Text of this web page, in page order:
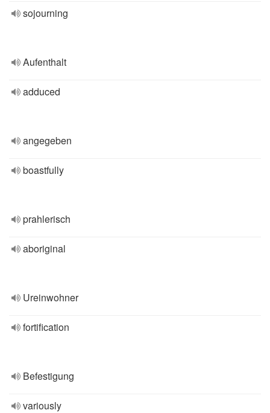
sojourning
Aufenthalt
adduced
angegeben
boastfully
prahlerisch
aboriginal
Ureinwohner
fortification
Befestigung
variously